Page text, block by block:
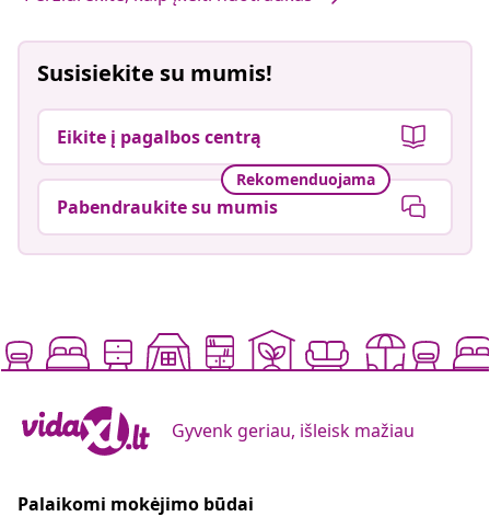
Susisiekite su mumis!
Eikite į pagalbos centrą
Rekomenduojama
Pabendraukite su mumis
Gyvenk geriau, išleisk mažiau
Palaikomi mokėjimo būdai